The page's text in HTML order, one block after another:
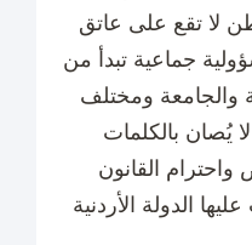
لا تقع على عاتق
جماعية تبدأ من
والجامعة ومختلف
يُصان بالكلمات
واحترام القانون
الدولة الأردنية